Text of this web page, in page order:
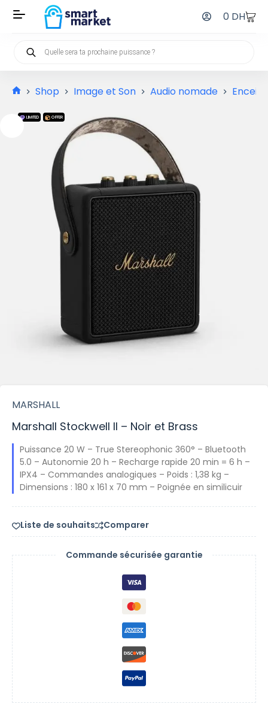
0 DH
Shop Image et Son Audio nomade
LIMITED OFFER
MARSHALL
Marshall Stockwell II – Noir et Brass
Puissance 20 W – True Stereophonic 360° – Bluetooth
5.0 – Autonomie 20 h – Recharge rapide 20 min = 6 h –
IPX4 – Commandes analogiques – Poids : 1,38 kg –
Dimensions : 180 x 161 x 70 mm – Poignée en similicuir
Liste de souhaits Comparer
Commande sécurisée garantie